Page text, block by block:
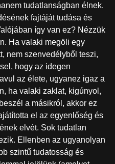
tudatlanságban élnek.
fajtáját tudása és
így van ez? Nézzük
Ha valaki megöli egy
nem szenvedélyből teszi,
hogy az idegen
az élete, ugyanez igaz a
ha valaki zaklat, kigúnyol,
a másikról, akkor ez
el az egyenlőség és
elvét. Sok tudatlan
Ellenben az ugyanolyan
szintű tudatosság és